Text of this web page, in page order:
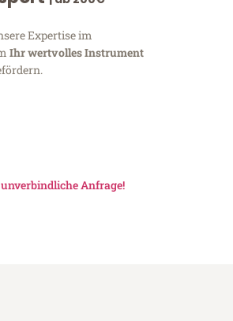
Expertise im
Ihr wertvolles Instrument
unverbindliche Anfrage!